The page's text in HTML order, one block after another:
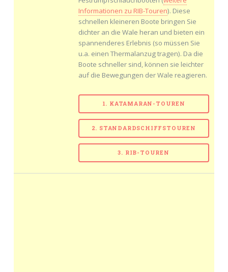
Informationen zu RIB-Touren). Diese
schnellen kleineren Boote bringen Sie
dichter an die Wale heran und bieten ein
spannenderes Erlebnis (so müssen Sie
u.a. einen Thermalanzug tragen). Da die
Boote schneller sind, können sie leichter
auf die Bewegungen der Wale reagieren.
1. KATAMARAN-TOUREN
2. STANDARDSCHIFFSTOUREN
3. RIB-TOUREN